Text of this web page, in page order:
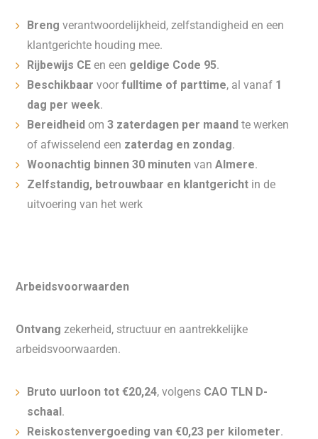
Breng verantwoordelijkheid, zelfstandigheid en een
klantgerichte houding mee.
Rijbewijs CE en een geldige Code 95.
Beschikbaar voorfulltime of parttime, al vanaf 1
dag per week.
Bereidheid om3 zaterdagen per maand te werken
of afwisselend een zaterdag en zondag.
Woonachtig binnen 30 minuten vanAlmere.
Zelfstandig, betrouwbaar en klantgericht in de
uitvoering van het werk
Arbeidsvoorwaarden
Ontvang zekerheid, structuur en aantrekkelijke
arbeidsvoorwaarden.
Bruto uurloon tot €20,24, volgens CAO TLN D-
schaal.
Reiskostenvergoeding van €0,23 per kilometer.